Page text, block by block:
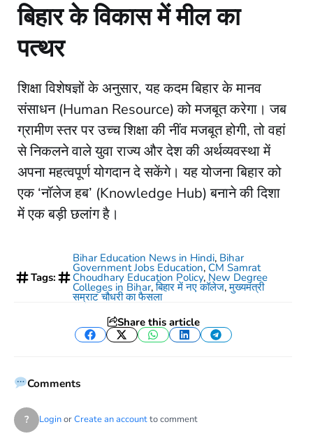
​बिहार के विकास में मील का
पत्थर
​शिक्षा विशेषज्ञों के अनुसार, यह कदम बिहार के मानव
संसाधन (Human Resource) को मजबूत करेगा। जब
ग्रामीण स्तर पर उच्च शिक्षा की नींव मजबूत होगी, तो वहां
से निकलने वाले युवा राज्य और देश की अर्थव्यवस्था में
अपना महत्वपूर्ण योगदान दे सकेंगे। यह योजना बिहार को
एक ‘नॉलेज हब’ (Knowledge Hub) बनाने की दिशा
में एक बड़ी छलांग है।
Tags:
Bihar Education News in Hindi, Bihar
Government Jobs Education, CM Samrat
Choudhary Education Policy, New Degree
Colleges in Bihar,बिहार में नए कॉलेज,मुख्यमंत्री
सम्राट चौधरी का फैसला
Share this article
Facebook
TwitterWhatsApp
LinkedInTelegram
Comments
? LoginorCreate an accountto comment